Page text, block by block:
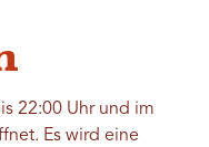
22:00 Uhr und im
Es wird eine